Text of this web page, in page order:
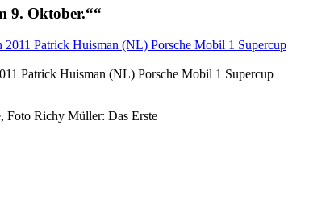
9. Oktober.““
Patrick Huisman (NL) Porsche Mobil 1 Supercup
Foto Richy Müller: Das Erste